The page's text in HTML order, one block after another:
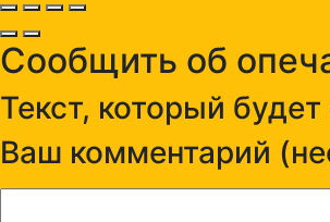
Сообщить об
Текст, который
Ваш комментарий